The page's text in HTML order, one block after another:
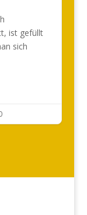
ist gefüllt
sich